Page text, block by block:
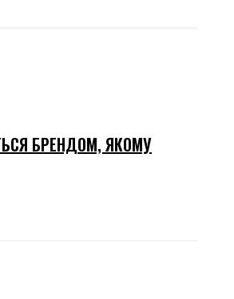
БРЕНДОМ, ЯКОМУ